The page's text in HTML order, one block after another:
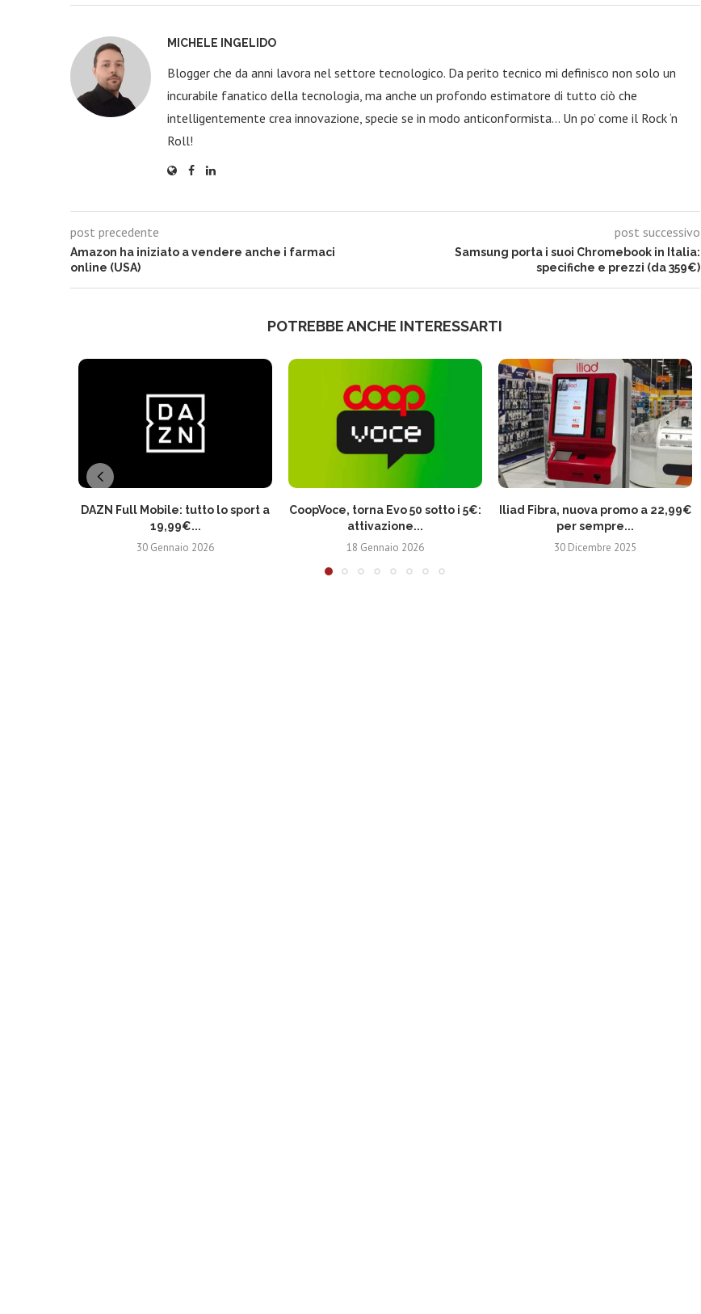
MICHELE INGELIDO
Blogger che da anni lavora nel settore tecnologico. Da perito tecnico mi definisco non solo un
incurabile fanatico della tecnologia, ma anche un profondo estimatore di tutto ciò che
intelligentemente crea innovazione, specie se in modo anticonformista… Un po’ come il Rock ‘n
Roll!
post precedente
Amazon ha iniziato a vendere anche i farmaci
online (USA)
post successivo
Samsung porta i suoi Chromebook in Italia:
specifiche e prezzi (da 359€)
POTREBBE ANCHE INTERESSARTI
DAZN Full Mobile: tutto lo sport a
19,99€...
30 Gennaio 2026
CoopVoce, torna Evo 50 sotto i 5€:
attivazione...
18 Gennaio 2026
Iliad Fibra, nuova promo a 22,99€
per sempre...
30 Dicembre 2025